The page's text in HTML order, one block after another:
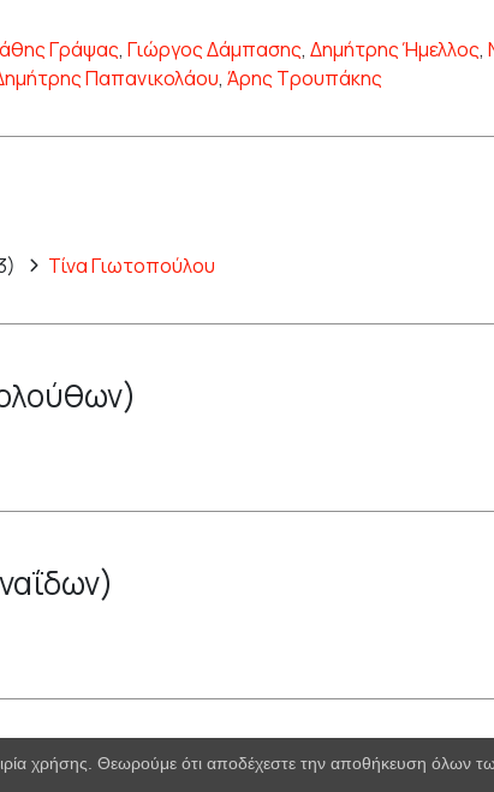
Γράψας, Γιώργος Δάμπασης, Δημήτρης Ήμελλος,
Παπανικολάου, Άρης Τρουπάκης
Τίνα Γιωτοπούλου
χρήσης. Θεωρούμε ότι αποδέχεστε την αποθήκευση όλων